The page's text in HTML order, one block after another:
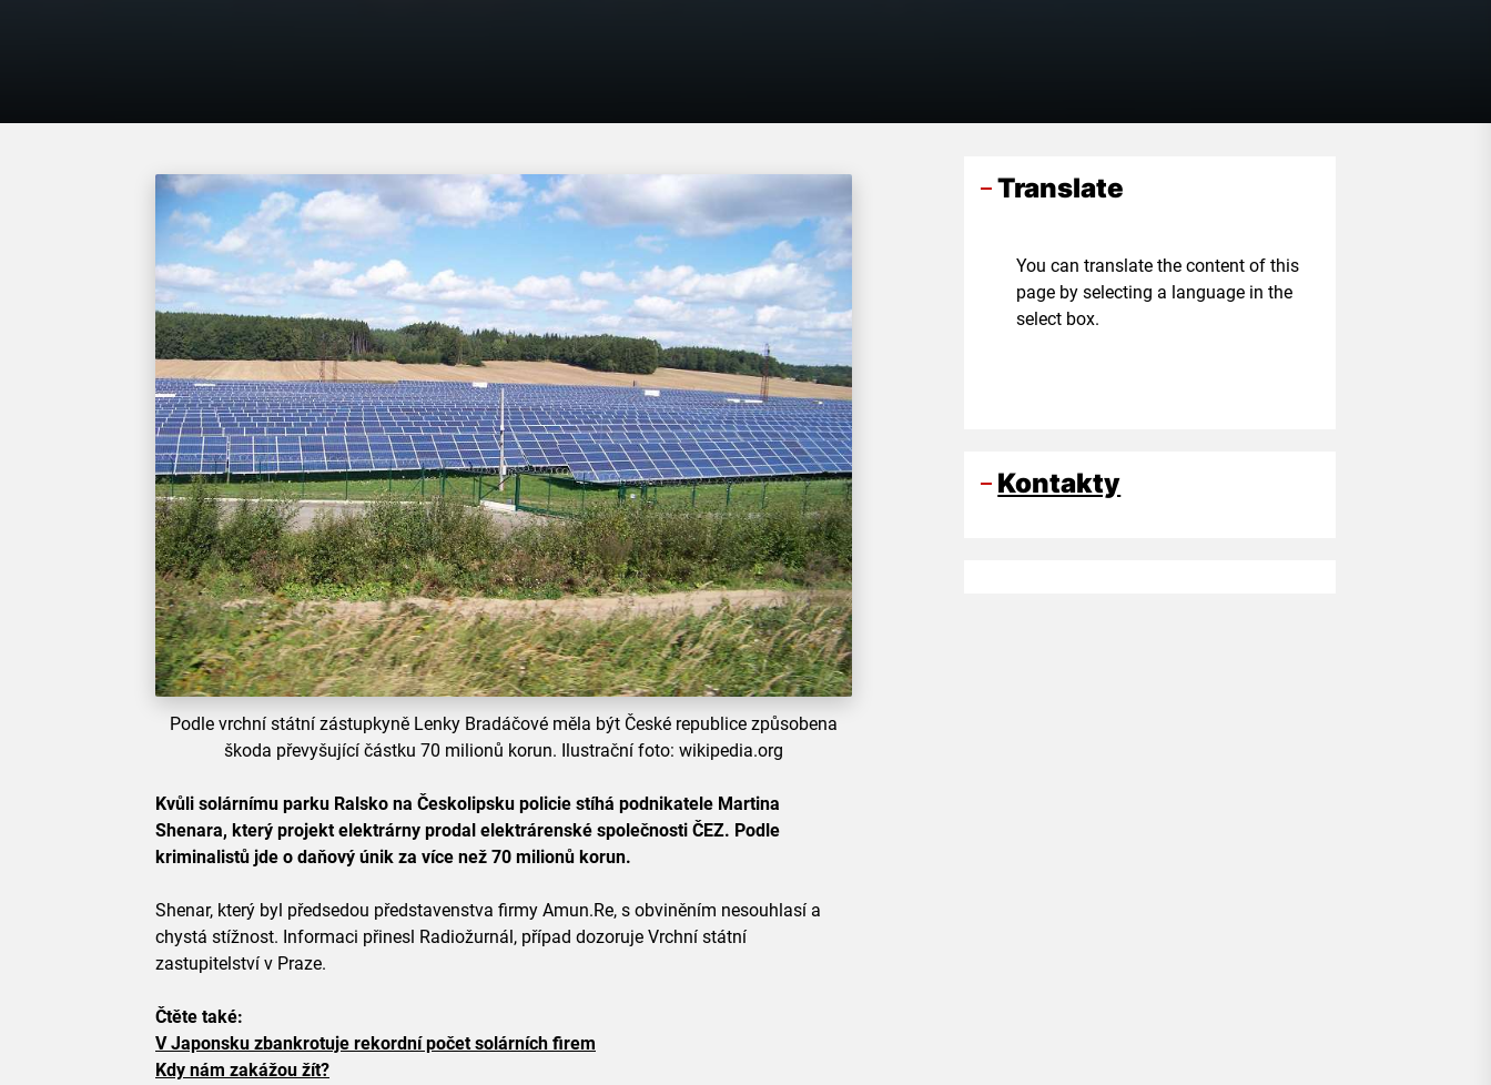
Podle vrchní státní zástupkyně Lenky Bradáčové měla být České republice způsobena
škoda převyšující částku 70 milionů korun. Ilustrační foto: wikipedia.org
Kvůli solárnímu parku Ralsko na Českolipsku policie stíhá podnikatele Martina
Shenara, který projekt elektrárny prodal elektrárenské společnosti ČEZ. Podle
kriminalistů jde o daňový únik za více než 70 milionů korun.
Shenar, který byl předsedou představenstva firmy Amun.Re, s obviněním nesouhlasí a
chystá stížnost. Informaci přinesl Radiožurnál, případ dozoruje Vrchní státní
zastupitelství v Praze.
Čtěte také:
V Japonsku zbankrotuje rekordní počet solárních firem
Kdy nám zakážou žít?
Translate
You can translate the content of this
page by selecting a language in the
select box.
Kontakty